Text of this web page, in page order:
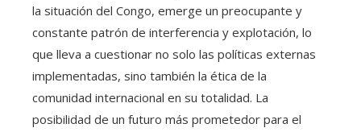
la situación del Congo, emerge un preocupante y
constante patrón de interferencia y explotación, lo
que lleva a cuestionar no solo las políticas externas
implementadas, sino también la ética de la
comunidad internacional en su totalidad. La
posibilidad de un futuro más prometedor para el